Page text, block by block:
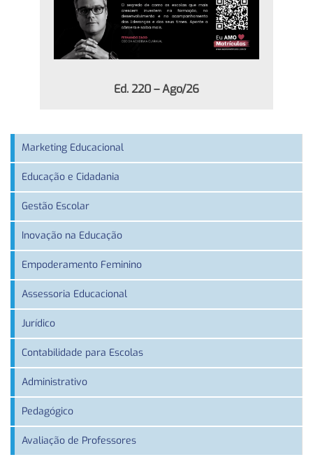
Ed. 220 – Ago/26
Marketing Educacional
Educação e Cidadania
Gestão Escolar
Inovação na Educação
Empoderamento Feminino
Assessoria Educacional
Jurídico
Contabilidade para Escolas
Administrativo
Pedagógico
Avaliação de Professores